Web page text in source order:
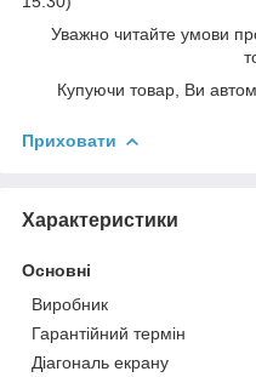
Уважно читайте умови
Купуючи товар, Ви
Приховати
Характеристики
Основні
Виробник
Гарантійний термін
Діагональ екрану